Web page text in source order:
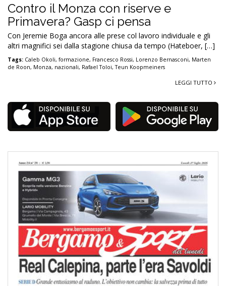
Contro il Monza con riserve e
Primavera? Gasp ci pensa
Con Jeremie Boga ancora alle prese col lavoro individuale e gli
altri magnifici sei dalla stagione chiusa da tempo (Hateboer, […]
Tags: Caleb Okoli, formazione, Francesco Rossi, Lorenzo Bernasconi, Marten
de Roon, Monza, nazionali, Rafael Toloi,Teun Koopmeiners
LEGGI TUTTO